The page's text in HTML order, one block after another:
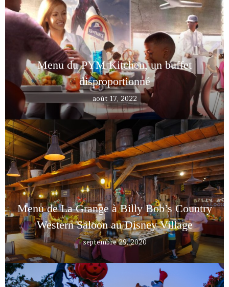
Menu du PYM Kitchen, un buffet
disproportionné
août 17, 2022
Menu de La Grange à Billy Bob’s Country
Western Saloon au Disney Village
septembre 29, 2020